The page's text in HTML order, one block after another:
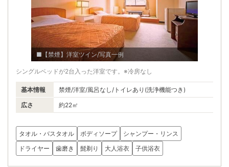
■【禁煙】洋室ツイン/写真一例
シングルベッドが2台入った洋室です。※冷房なし
基本情報
禁煙/洋室/風呂なし/トイレあり(洗浄機能つき)
広さ
約22㎡
タオル・バスタオル ボディソープ
シャンプー・リンス
ドライヤー
歯磨き 髭剃り 大人浴衣 子供浴衣